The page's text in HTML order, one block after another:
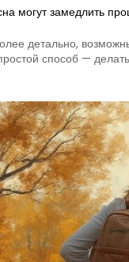
могут замедлить
детально,
способ —